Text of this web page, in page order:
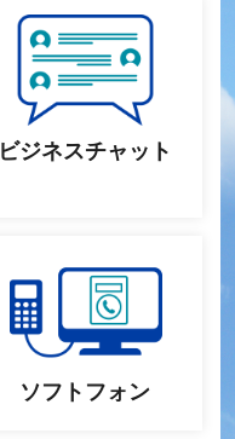
ビジネスチャット
ソフトフォン